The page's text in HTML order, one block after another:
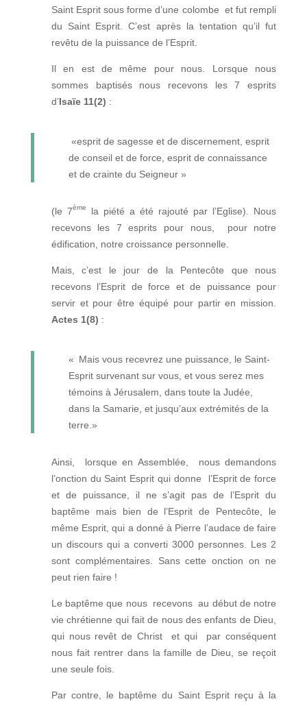
Saint Esprit sous forme d’une colombe et fut rempli
du Saint Esprit.C’est après la tentation qu’il fut
revêtu de la puissance de l’Esprit.
Il en est de même pour nous. Lorsque nous
sommes baptisés nous recevons les 7 esprits
d’Isaïe 11(2) :
«esprit de sagesse et de discernement, esprit
de conseil et de force, esprit de connaissance
et de crainte du Seigneur »
(le 7ème
la piété a été rajouté par l’Eglise). Nous
recevons les 7 esprits pour nous, pour notre
édification, notre croissance personnelle.
Mais, c’est le jour de la Pentecôte que nous
recevons l’Esprit de force et de puissance pour
servir et pour être équipé pour partir en mission.
Actes 1(8) :
« Mais vous recevrez une puissance, le Saint-
Esprit survenant sur vous, et vous serez mes
témoins à Jérusalem, dans toute la Judée,
dans la Samarie, et jusqu’aux extrémités de la
terre.»
Ainsi, lorsque en Assemblée, nous demandons
l’onction du Saint Esprit qui donne l’Esprit de force
et de puissance, il ne s’agit pas de l’Esprit du
baptême mais bien de l’Esprit de Pentecôte, le
même Esprit, qui a donné à Pierre l’audace de faire
un discours qui a converti 3000 personnes. Les 2
sont complémentaires. Sans cette onction on ne
peut rien faire !
Le baptême que nous recevons au début de notre
vie chrétienne qui fait de nous des enfants de Dieu,
qui nous revêt de Christ et qui par conséquent
nous fait rentrer dans la famille de Dieu, se reçoit
une seule fois.
Par contre, le baptême du Saint Esprit reçu à la